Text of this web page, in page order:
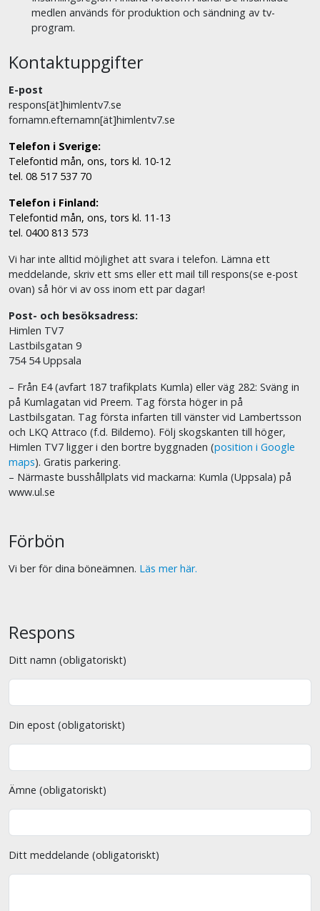
medlen används för produktion och sändning av tv-
program.
Kontaktuppgifter
E-post
respons[ät]himlentv7.se
fornamn.efternamn[ät]himlentv7.se
Telefon i Sverige:
Telefontid mån, ons, tors kl. 10-12
tel. 08 517 537 70
Telefon i Finland:
Telefontid mån, ons, tors kl. 11-13
tel. 0400 813 573
Vi har inte alltid möjlighet att svara i telefon. Lämna ett
meddelande, skriv ett sms eller ett mail till respons(se e-post
ovan) så hör vi av oss inom ett par dagar!
Post- och besöksadress:
Himlen TV7
Lastbilsgatan 9
754 54 Uppsala
– Från E4 (avfart 187 trafikplats Kumla) eller väg 282: Sväng in
på Kumlagatan vid Preem. Tag första höger in på
Lastbilsgatan. Tag första infarten till vänster vid Lambertsson
och LKQ Attraco (f.d. Bildemo). Följ skogskanten till höger,
Himlen TV7 ligger i den bortre byggnaden (position i Google
maps). Gratis parkering.
– Närmaste busshållplats vid mackarna: Kumla (Uppsala) på
www.ul.se
Förbön
Vi ber för dina böneämnen. Läs mer här.
Respons
Ditt namn (obligatoriskt)
Din epost (obligatoriskt)
Ämne (obligatoriskt)
Ditt meddelande (obligatoriskt)